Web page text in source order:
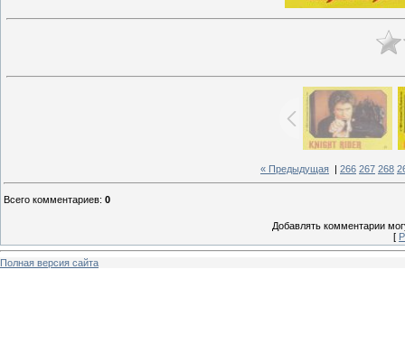
« Предыдущая 266 267 268
Всего комментариев: 0
Добавлять комментарии
[
Полная версия сайта